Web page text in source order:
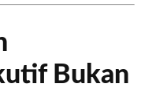
Bukan